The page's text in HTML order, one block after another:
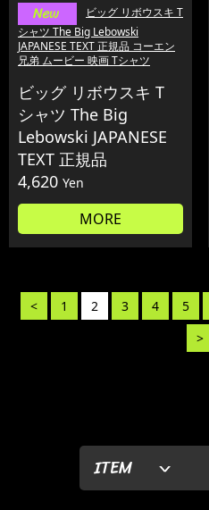
ITEM
ビッグ リボウスキ T
シャツ The Big Lebowski
JAPANESE TEXT 正規品 コーエン
兄弟 ムービー 映画 Tシャツ
ビッグ リボウスキ T
シャツ The Big
Lebowski JAPANESE
TEXT 正規品
4,620 Yen
MORE
< 1 2 3 4 5
>